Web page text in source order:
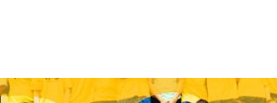
Cranger KirmesLinks